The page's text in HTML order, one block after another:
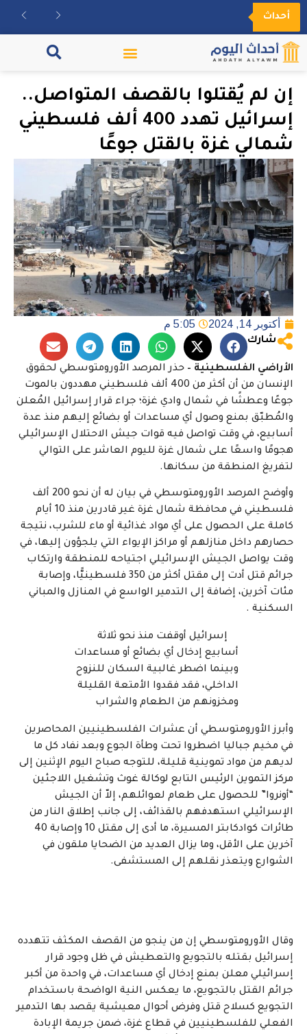
أحداث
إن لم يُقتلوا بالقصف المتواصل..
إسرائيل تهدد 400 ألف فلسطيني
شمالي غزة بالقتل جوعًا
أكتوبر 14, 2024 5:05 م
شارك
الأراضي الفلسطينية – حذر المرصد الأورومتوسطي لحقوق
الإنسان من أن أكثر من 400 ألف فلسطيني مهددون بالموت
جوعًا وعطشًا في شمال وادي غزة؛ جراء قرار إسرائيل المُعلن
والمُطبّق بمنع وصول أي مساعدات أو بضائع إليهم منذ عدة
أسابيع، في وقت تواصل فيه قوات جيش الاحتلال الإسرائيلي
هجومًا واسعًا على شمال غزة لليوم العاشر على التوالي
لتفريغ المنطقة من سكانها.
وأوضح المرصد الأورومتوسطي في بيان له أن نحو 200 ألف
فلسطيني في محافظة شمال غزة غير قادرين منذ 10 أيام
كاملة على الحصول على أي مواد غذائية أو ماء للشرب، نتيجة
حصارهم داخل منازلهم أو مراكز الإيواء التي يلجؤون إليها، في
وقت يواصل الجيش الإسرائيلي اجتياحه للمنطقة وارتكاب
جرائم قتل أدت إلى مقتل أكثر من 350 فلسطينيًّا، وإصابة
مئات آخرين، إضافة إلى التدمير الواسع في المنازل والمباني
السكنية .
إسرائيل أوقفت منذ نحو ثلاثة
أسابيع إدخال أي بضائع أو مساعدات
وبينما اضطر غالبية السكان للنزوح
الداخلي، فقد فقدوا الأمتعة القليلة
ومخزونهم من الطعام والشراب
وأبرز الأورومتوسطي أن عشرات الفلسطينيين المحاصرين
في مخيم جباليا اضطروا تحت وطأة الجوع وبعد نفاد كل ما
لديهم من مواد تموينية قليلة، للتوجه صباح اليوم الإثنين إلى
مركز التموين الرئيس التابع لوكالة غوث وتشغيل اللاجئين
“أونروا” للحصول على طعام لعوائلهم، إلاّ أن الجيش
الإسرائيلي استهدفهم بالقذائف، إلى جانب إطلاق النار من
طائرات كوادكابتر المسيرة، ما أدى إلى مقتل 10 وإصابة 40
آخرين على الأقل، وما يزال العديد من الضحايا ملقون في
الشوارع ويتعذر نقلهم إلى المستشفى.
وقال الأورومتوسطي إن من ينجو من القصف المكثف تتهدده
إسرائيل بقتله بالتجويع والتعطيش في ظل وجود قرار
إسرائيلي معلن بمنع إدخال أي مساعدات، في واحدة من أكبر
جرائم القتل بالتجويع، ما يعكس النية الواضحة باستخدام
التجويع كسلاح قتل وفرض أحوال معيشية يقصد بها التدمير
الفعلي للفلسطينيين في قطاع غزة، ضمن جريمة الإبادة